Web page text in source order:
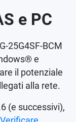
e PC
25G4SF-BCM
e
il potenziale
alla rete.
(e successivi),